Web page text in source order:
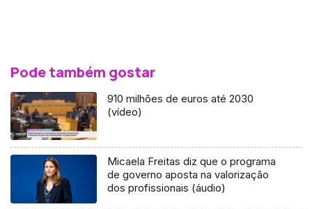
Pode também gostar
910 milhões de euros até 2030
(vídeo)
Micaela Freitas diz que o programa
de governo aposta na valorização
dos profissionais (áudio)